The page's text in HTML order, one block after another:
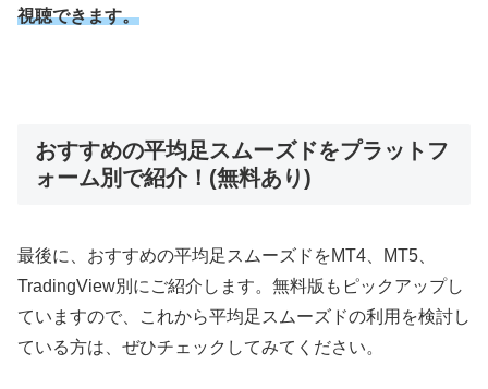
視聴できます。
おすすめの平均足スムーズドをプラットフ
ォーム別で紹介！(無料あり)
最後に、おすすめの平均足スムーズドをMT4、MT5、
TradingView別にご紹介します。無料版もピックアップし
ていますので、これから平均足スムーズドの利用を検討し
ている方は、ぜひチェックしてみてください。